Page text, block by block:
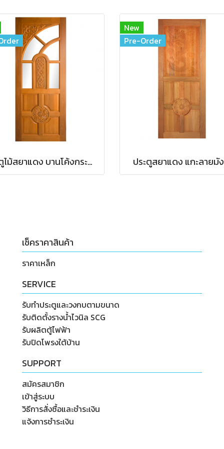
ประตูไม้สยาแดง บานโค้งกระจก
New
Pre-Order
ประตูสยาแดง แกะลายมั
เช็คราคาสินค้า
ราคาเหล็ก
SERVICE
รับทำประตูและวงกบตามขนาด
รับติดตั้งรางน้ำไวนิล SCG
รับผลิตตู้ไฟฟ้า
รับปิดโพรงใต้บ้าน
SUPPORT
สมัครสมาชิก
เข้าสู่ระบบ
วิธีการสั่งซื้อและชำระเงิน
แจ้งการชำระเงิน